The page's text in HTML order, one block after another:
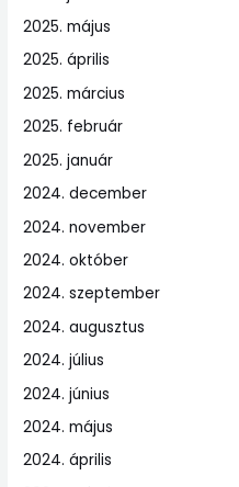
2025. május
2025. április
2025. március
2025. február
2025. január
2024. december
2024. november
2024. október
2024. szeptember
2024. augusztus
2024. július
2024. június
2024. május
2024. április